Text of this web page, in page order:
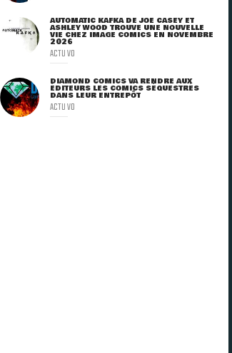
AUTOMATIC KAFKA DE JOE CASEY ET
ASHLEY WOOD TROUVE UNE NOUVELLE
VIE CHEZ IMAGE COMICS EN NOVEMBRE
2026
ACTU VO
DIAMOND COMICS VA RENDRE AUX
ÉDITEURS LES COMICS SÉQUESTRÉS
DANS LEUR ENTREPÔT
ACTU VO